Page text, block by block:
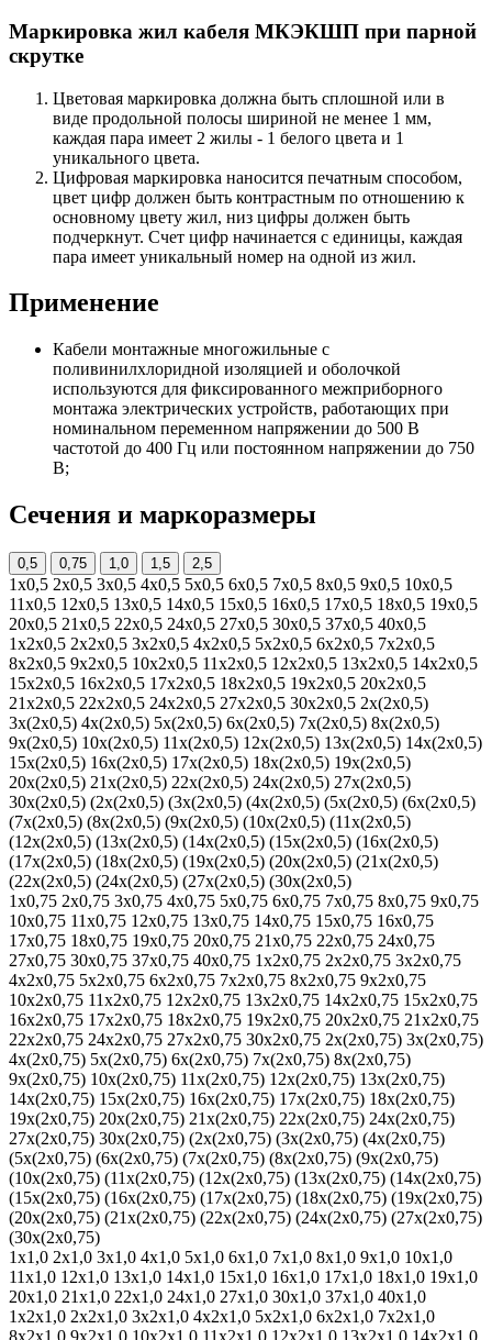
Маркировка жил кабеля МКЭКШП при парной
скрутке
Цветовая маркировка должна быть сплошной или в
виде продольной полосы шириной не менее 1 мм,
каждая пара имеет 2 жилы - 1 белого цвета и 1
уникального цвета.
Цифровая маркировка наносится печатным способом,
цвет цифр должен быть контрастным по отношению к
основному цвету жил, низ цифры должен быть
подчеркнут. Счет цифр начинается с единицы, каждая
пара имеет уникальный номер на одной из жил.
Применение
Кабели монтажные многожильные с
поливинилхлоридной изоляцией и оболочкой
используются для фиксированного межприборного
монтажа электрических устройств, работающих при
номинальном переменном напряжении до 500 В
частотой до 400 Гц или постоянном напряжении до 750
В;
Сечения и маркоразмеры
0,5 0,75 1,0 1,5 2,5
1х0,5 2х0,5 3х0,5 4х0,5 5х0,5 6х0,5 7х0,5 8х0,5 9х0,5 10х0,5
11х0,5 12х0,5 13х0,5 14х0,5 15х0,5 16х0,5 17х0,5 18х0,5 19х0,5
20х0,5 21х0,5 22х0,5 24х0,5 27х0,5 30х0,5 37х0,5 40х0,5
1х2х0,5 2х2х0,5 3х2х0,5 4х2х0,5 5х2х0,5 6х2х0,5 7х2х0,5
8х2х0,5 9х2х0,5 10х2х0,5 11х2х0,5 12х2х0,5 13х2х0,5 14х2х0,5
15х2х0,5 16х2х0,5 17х2х0,5 18х2х0,5 19х2х0,5 20х2х0,5
21х2х0,5 22х2х0,5 24х2х0,5 27х2х0,5 30х2х0,5 2х(2х0,5)
3х(2х0,5) 4х(2х0,5) 5х(2х0,5) 6х(2х0,5) 7х(2х0,5) 8х(2х0,5)
9х(2х0,5) 10х(2х0,5) 11х(2х0,5) 12х(2х0,5) 13х(2х0,5) 14х(2х0,5)
15х(2х0,5) 16х(2х0,5) 17х(2х0,5) 18х(2х0,5) 19х(2х0,5)
20х(2х0,5) 21х(2х0,5) 22х(2х0,5) 24х(2х0,5) 27х(2х0,5)
30х(2х0,5) (2х(2х0,5) (3х(2х0,5) (4х(2х0,5) (5х(2х0,5) (6х(2х0,5)
(7х(2х0,5) (8х(2х0,5) (9х(2х0,5) (10х(2х0,5) (11х(2х0,5)
(12х(2х0,5) (13х(2х0,5) (14х(2х0,5) (15х(2х0,5) (16х(2х0,5)
(17х(2х0,5) (18х(2х0,5) (19х(2х0,5) (20х(2х0,5) (21х(2х0,5)
(22х(2х0,5) (24х(2х0,5) (27х(2х0,5) (30х(2х0,5)
1х0,75 2х0,75 3х0,75 4х0,75 5х0,75 6х0,75 7х0,75 8х0,75 9х0,75
10х0,75 11х0,75 12х0,75 13х0,75 14х0,75 15х0,75 16х0,75
17х0,75 18х0,75 19х0,75 20х0,75 21х0,75 22х0,75 24х0,75
27х0,75 30х0,75 37х0,75 40х0,75 1х2х0,75 2х2х0,75 3х2х0,75
4х2х0,75 5х2х0,75 6х2х0,75 7х2х0,75 8х2х0,75 9х2х0,75
10х2х0,75 11х2х0,75 12х2х0,75 13х2х0,75 14х2х0,75 15х2х0,75
16х2х0,75 17х2х0,75 18х2х0,75 19х2х0,75 20х2х0,75 21х2х0,75
22х2х0,75 24х2х0,75 27х2х0,75 30х2х0,75 2х(2х0,75) 3х(2х0,75)
4х(2х0,75) 5х(2х0,75) 6х(2х0,75) 7х(2х0,75) 8х(2х0,75)
9х(2х0,75) 10х(2х0,75) 11х(2х0,75) 12х(2х0,75) 13х(2х0,75)
14х(2х0,75) 15х(2х0,75) 16х(2х0,75) 17х(2х0,75) 18х(2х0,75)
19х(2х0,75) 20х(2х0,75) 21х(2х0,75) 22х(2х0,75) 24х(2х0,75)
27х(2х0,75) 30х(2х0,75) (2х(2х0,75) (3х(2х0,75) (4х(2х0,75)
(5х(2х0,75) (6х(2х0,75) (7х(2х0,75) (8х(2х0,75) (9х(2х0,75)
(10х(2х0,75) (11х(2х0,75) (12х(2х0,75) (13х(2х0,75) (14х(2х0,75)
(15х(2х0,75) (16х(2х0,75) (17х(2х0,75) (18х(2х0,75) (19х(2х0,75)
(20х(2х0,75) (21х(2х0,75) (22х(2х0,75) (24х(2х0,75) (27х(2х0,75)
(30х(2х0,75)
1х1,0 2х1,0 3х1,0 4х1,0 5х1,0 6х1,0 7х1,0 8х1,0 9х1,0 10х1,0
11х1,0 12х1,0 13х1,0 14х1,0 15х1,0 16х1,0 17х1,0 18х1,0 19х1,0
20х1,0 21х1,0 22х1,0 24х1,0 27х1,0 30х1,0 37х1,0 40х1,0
1х2х1,0 2х2х1,0 3х2х1,0 4х2х1,0 5х2х1,0 6х2х1,0 7х2х1,0